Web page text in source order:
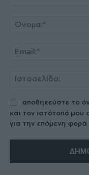
αποθηκεύστε το
και τον ιστότοπό
για την επόμενη